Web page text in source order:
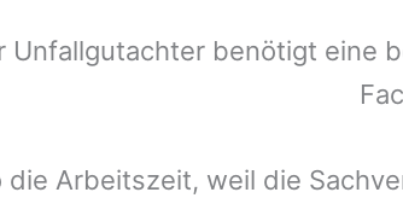
Unfallgutachter benötigt eine
die Arbeitszeit, weil die